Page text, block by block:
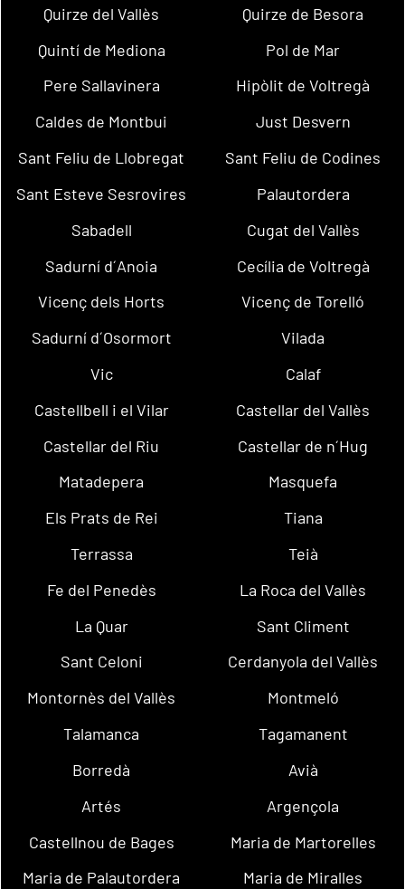
Quirze del Vallès
Quirze de Besora
Quintí de Mediona
Pol de Mar
Pere Sallavinera
Hipòlit de Voltregà
Caldes de Montbui
Just Desvern
Sant Feliu de Llobregat
Sant Feliu de Codines
Sant Esteve Sesrovires
Palautordera
Sabadell
Cugat del Vallès
Sadurní d´Anoia
Cecília de Voltregà
Vicenç dels Horts
Vicenç de Torelló
Sadurní d´Osormort
Vilada
Vic
Calaf
Castellbell i el Vilar
Castellar del Vallès
Castellar del Riu
Castellar de n´Hug
Matadepera
Masquefa
Els Prats de Rei
Tiana
Terrassa
Teià
Fe del Penedès
La Roca del Vallès
La Quar
Sant Climent
Sant Celoni
Cerdanyola del Vallès
Montornès del Vallès
Montmeló
Talamanca
Tagamanent
Borredà
Avià
Artés
Argençola
Castellnou de Bages
Maria de Martorelles
Maria de Palautordera
Maria de Miralles